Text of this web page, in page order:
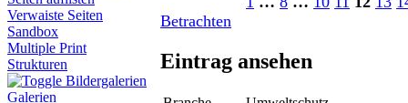
Verwaiste Seiten
Sandbox
Multiple Print
Strukturen
Bildergalerien
Galerien
Betrachten
Eintrag ansehen